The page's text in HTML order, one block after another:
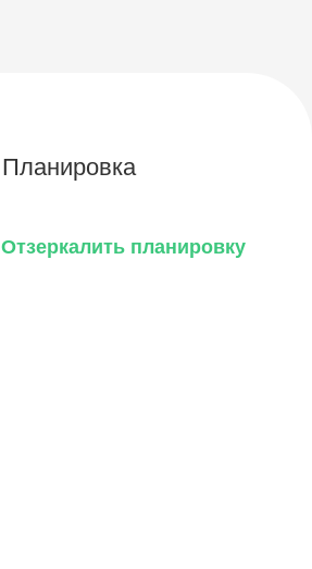
Планировка
Отзеркалить планировку